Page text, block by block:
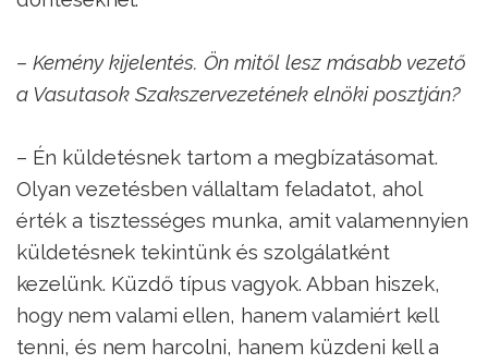
– Kemény kijelentés. Ön mitől lesz másabb vezető
a Vasutasok Szakszervezetének elnöki posztján?
– Én küldetésnek tartom a megbízatásomat.
Olyan vezetésben vállaltam feladatot, ahol
érték a tisztességes munka, amit valamennyien
küldetésnek tekintünk és szolgálatként
kezelünk. Küzdő típus vagyok. Abban hiszek,
hogy nem valami ellen, hanem valamiért kell
tenni, és nem harcolni, hanem küzdeni kell a